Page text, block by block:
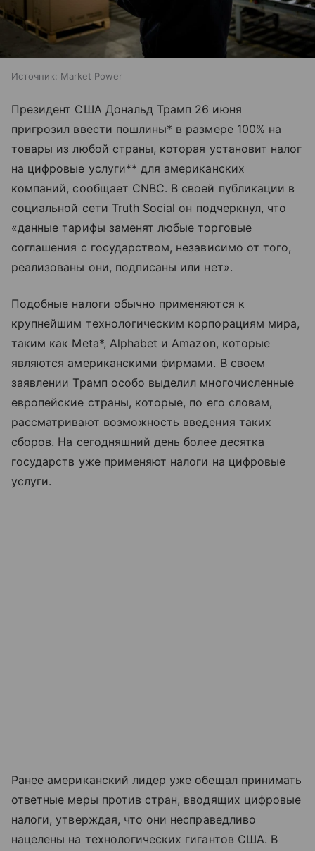
Источник: Market Power
Президент США Дональд Трамп 26 июня
пригрозил ввести пошлины* в размере 100% на
товары из любой страны, которая установит налог
на цифровые услуги** для американских
компаний, сообщает CNBC. В своей публикации в
социальной сети Truth Social он подчеркнул, что
«данные тарифы заменят любые торговые
соглашения с государством, независимо от того,
реализованы они, подписаны или нет».
Подобные налоги обычно применяются к
крупнейшим технологическим корпорациям мира,
таким как Meta*, Alphabet и Amazon, которые
являются американскими фирмами. В своем
заявлении Трамп особо выделил многочисленные
европейские страны, которые, по его словам,
рассматривают возможность введения таких
сборов. На сегодняшний день более десятка
государств уже применяют налоги на цифровые
услуги.
Ранее американский лидер уже обещал принимать
ответные меры против стран, вводящих цифровые
налоги, утверждая, что они несправедливо
нацелены на технологических гигантов США. В